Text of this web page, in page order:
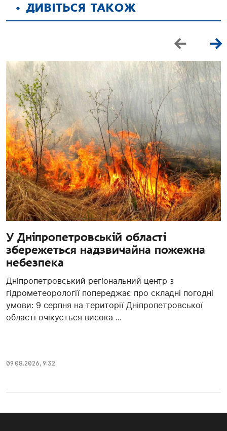
ДИВІТЬСЯ ТАКОЖ
У Дніпропетровській області
збережеться надзвичайна пожежна
небезпека
Дніпропетровський регіональний центр з
гідрометеорології попереджає про складні погодні
умови: 9 серпня на території Дніпропетровської
області очікується висока ...
09.08.2026, 9:32